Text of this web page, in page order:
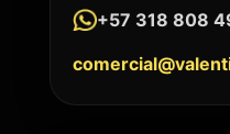
+57 318 808